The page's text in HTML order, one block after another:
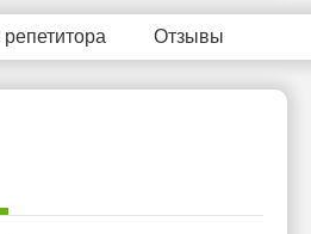
Отзывы
12:00
14:00